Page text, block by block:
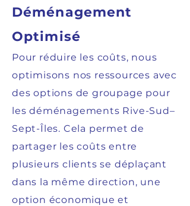
Déménagement
Optimisé
Pour réduire les coûts, nous
optimisons nos ressources avec
des options de groupage pour
les déménagements Rive-Sud–
Sept-Îles. Cela permet de
partager les coûts entre
plusieurs clients se déplaçant
dans la même direction, une
option économique et